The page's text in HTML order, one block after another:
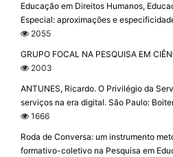
Educação em Direitos Humanos,
Especial: aproximações e
2055
GRUPO FOCAL NA PESQUISA EM
2003
ANTUNES, Ricardo. O Privilégio da
serviços na era digital. São Paulo:
1666
Roda de Conversa: um instrumento
formativo-coletivo na Pesquisa em